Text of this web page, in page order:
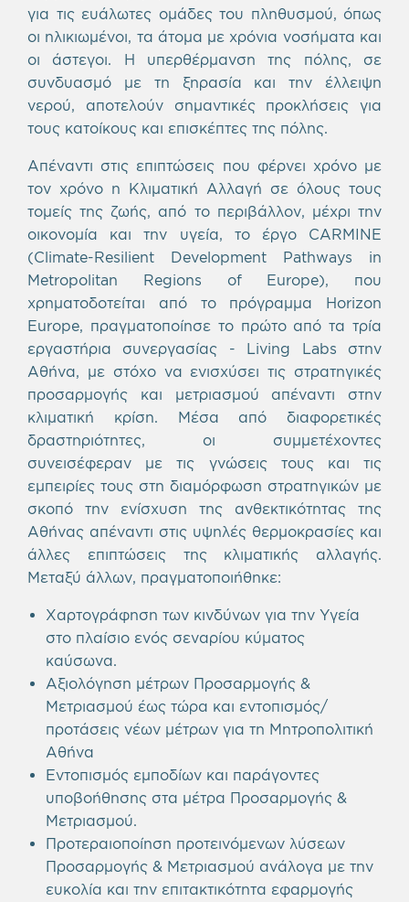
για τις ευάλωτες ομάδες του πληθυσμού, όπως
οι ηλικιωμένοι, τα άτομα με χρόνια νοσήματα και
οι άστεγοι. Η υπερθέρμανση της πόλης, σε
συνδυασμό με τη ξηρασία και την έλλειψη
νερού, αποτελούν σημαντικές προκλήσεις για
τους κατοίκους και επισκέπτες της πόλης.
Απέναντι στις επιπτώσεις που φέρνει χρόνο με
τον χρόνο η Κλιματική Αλλαγή σε όλους τους
τομείς της ζωής, από το περιβάλλον, μέχρι την
οικονομία και την υγεία, το έργο CARMINE
(Climate-Resilient Development Pathways in
Metropolitan Regions of Europe), που
χρηματοδοτείται από το πρόγραμμα Horizon
Europe, πραγματοποίησε το πρώτο από τα τρία
εργαστήρια συνεργασίας - Living Labs στην
Αθήνα, με στόχο να ενισχύσει τις στρατηγικές
προσαρμογής και μετριασμού απέναντι στην
κλιματική κρίση. Μέσα από διαφορετικές
δραστηριότητες, οι συμμετέχοντες
συνεισέφεραν με τις γνώσεις τους και τις
εμπειρίες τους στη διαμόρφωση στρατηγικών με
σκοπό την ενίσχυση της ανθεκτικότητας της
Αθήνας απέναντι στις υψηλές θερμοκρασίες και
άλλες επιπτώσεις της κλιματικής αλλαγής.
Μεταξύ άλλων, πραγματοποιήθηκε:
Χαρτογράφηση των κινδύνων για την Υγεία
στο πλαίσιο ενός σεναρίου κύματος
καύσωνα.
Αξιολόγηση μέτρων Προσαρμογής &
Μετριασμού έως τώρα και εντοπισμός/
προτάσεις νέων μέτρων για τη Μητροπολιτική
Αθήνα
Εντοπισμός εμποδίων και παράγοντες
υποβοήθησης στα μέτρα Προσαρμογής &
Μετριασμού.
Προτεραιοποίηση προτεινόμενων λύσεων
Προσαρμογής & Μετριασμού ανάλογα με την
ευκολία και την επιτακτικότητα εφαρμογής